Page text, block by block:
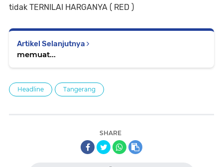
tidak TERNILAI HARGANYA ( RED )
Artikel Selanjutnya
memuat...
Headline Tangerang
SHARE